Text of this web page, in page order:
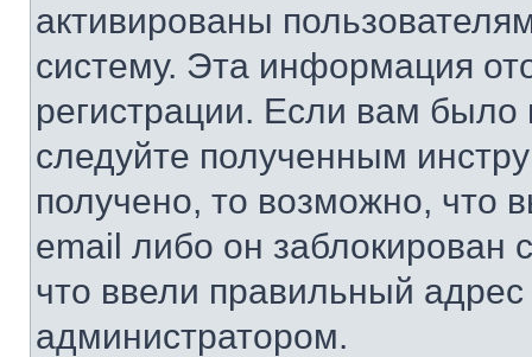
активированы
систему. Эта информация
регистрации. Если вам
следуйте полученным
получено, то возможно, что
email либо он
что ввели правильный адрес
администратором.